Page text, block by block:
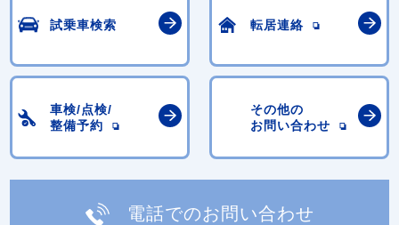
試乗車検索 転居連絡
車検/点検/
整備予約
その他の
お問い合わせ
電話でのお問い合わせ